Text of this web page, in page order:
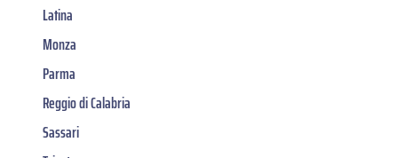
Latina
Monza
Parma
Reggio di Calabria
Sassari